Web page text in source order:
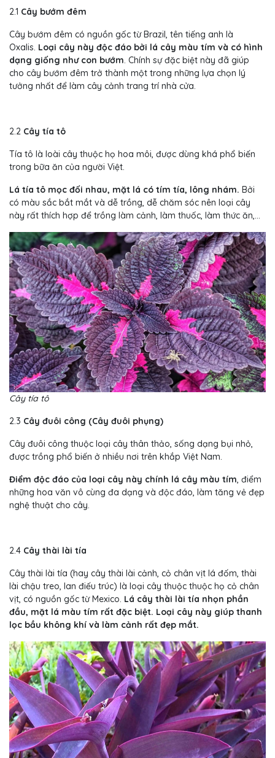
2.1 Cây bướm đêm
Cây bướm đêm có nguồn gốc từ Brazil, tên tiếng anh là
Oxalis. Loại cây này độc đáo bởi lá cây màu tím và có hình
dạng giống như con bướm. Chính sự đặc biệt này đã giúp
cho cây bướm đêm trở thành một trong những lựa chọn lý
tưởng nhất để làm cây cảnh trang trí nhà cửa.
2.2 Cây tía tô
Tía tô là loài cây thuộc họ hoa môi, được dùng khá phổ biến
trong bữa ăn của người Việt.
Lá tía tô mọc đối nhau, mặt lá có tím tía, lông nhám. Bởi
có màu sắc bắt mắt và dễ trồng, dễ chăm sóc nên loại cây
này rất thích hợp để trồng làm cảnh, làm thuốc, làm thức ăn,…
Cây tía tô
2.3 Cây đuôi công (Cây đuôi phụng)
Cây đuôi công thuộc loại cây thân thảo, sống dạng bụi nhỏ,
được trồng phổ biến ở nhiều nơi trên khắp Việt Nam.
Điểm độc đáo của loại cây này chính lá cây màu tím, điểm
những hoa văn vô cùng đa dạng và độc đáo, làm tăng vẻ đẹp
nghệ thuật cho cây.
2.4 Cây thài lài tía
Cây thài lài tía (hay cây thài lài cảnh, cỏ chân vịt lá đốm, thài
lài chậu treo, lan điếu trúc) là loại cây thuộc thuộc họ cỏ chân
vịt, có nguồn gốc từ Mexico. Lá cây thài lài tía nhọn phần
đầu, mặt lá màu tím rất đặc biệt. Loại cây này giúp thanh
lọc bầu không khí và làm cảnh rất đẹp mắt.